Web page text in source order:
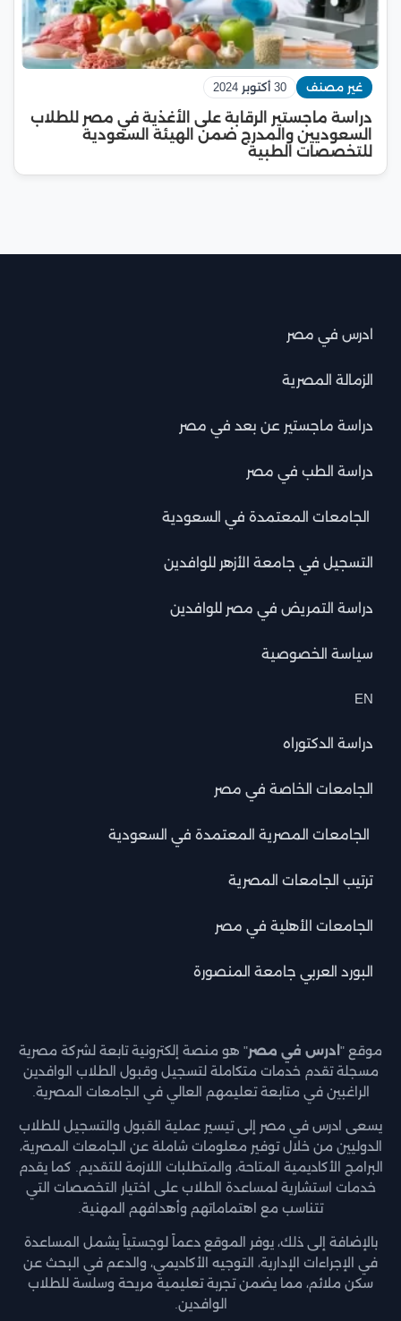
غير مصنف 30 أكتوبر 2024
دراسة ماجستير الرقابة على الأغذية في مصر للطلاب
السعوديين والمدرج ضمن الهيئة السعودية
للتخصصات الطبية
ادرس في مصر
الزمالة المصرية
دراسة ماجستير عن بعد في مصر
دراسة الطب في مصر
الجامعات المعتمدة في السعودية
التسجيل في جامعة الأزهر للوافدين
دراسة التمريض في مصر للوافدين
سياسة الخصوصية
EN
دراسة الدكتوراه
الجامعات الخاصة في مصر
الجامعات المصرية المعتمدة في السعودية
ترتيب الجامعات المصرية
الجامعات الأهلية في مصر
البورد العربي جامعة المنصورة
موقع " ادرس في مصر" هو منصة إلكترونية تابعة لشركة مصرية
مسجلة تقدم خدمات متكاملة لتسجيل وقبول الطلاب الوافدين
الراغبين في متابعة تعليمهم العالي في الجامعات المصرية.
يسعى ادرس في مصر إلى تيسير عملية القبول والتسجيل للطلاب
الدوليين من خلال توفير معلومات شاملة عن الجامعات المصرية،
البرامج الأكاديمية المتاحة، والمتطلبات اللازمة للتقديم. كما يقدم
خدمات استشارية لمساعدة الطلاب على اختيار التخصصات التي
تتناسب مع اهتماماتهم وأهدافهم المهنية.
بالإضافة إلى ذلك، يوفر الموقع دعماً لوجستياً يشمل المساعدة
في الإجراءات الإدارية، التوجيه الأكاديمي، والدعم في البحث عن
سكن ملائم، مما يضمن تجربة تعليمية مريحة وسلسة للطلاب
الوافدين.